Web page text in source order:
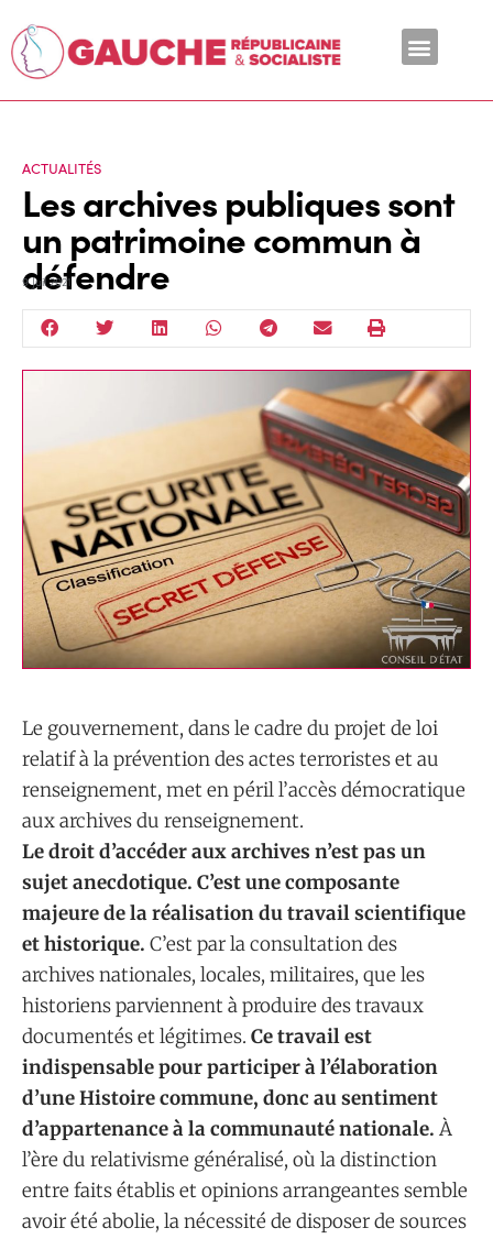
ACTUALITÉS
Les archives publiques sont
un patrimoine commun à
défendre
9 Juil 2021
Le gouvernement, dans le cadre du projet de loi
relatif à la prévention des actes terroristes et au
renseignement, met en péril l’accès démocratique
aux archives du renseignement.
Le droit d’accéder aux archives n’est pas un
sujet anecdotique. C’est une composante
majeure de la réalisation du travail scientifique
et historique. C’est par la consultation des
archives nationales, locales, militaires, que les
historiens parviennent à produire des travaux
documentés et légitimes. Ce travail est
indispensable pour participer à l’élaboration
d’une Histoire commune, donc au sentiment
d’appartenance à la communauté nationale. À
l’ère du relativisme généralisé, où la distinction
entre faits établis et opinions arrangeantes semble
avoir été abolie, la nécessité de disposer de sources